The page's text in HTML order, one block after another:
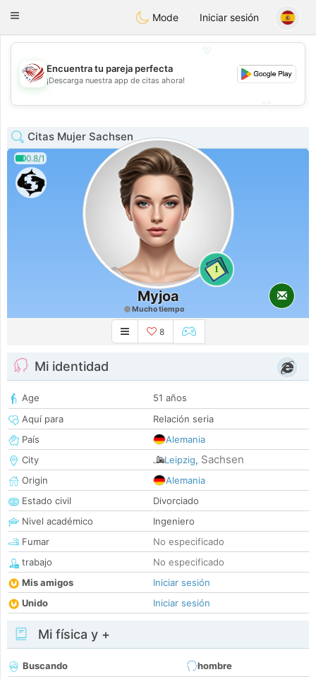
StatesDating
Toggle
Mode Iniciar sesión
💖
Encuentra tu pareja perfecta
¡Descarga nuestra app de citas ahora!
Citas Mujer Sachsen
0.8/1
1
Myjoa
Mucho tiempo
8
Mi identidad
Age
51 años
Aquí para
Relación seria
País
Alemania
City
Leipzig, Sachsen
Origin
Alemania
Estado civil
Divorciado
Nivel académico
Ingeniero
Fumar
No especificado
trabajo
No especificado
Mis amigos
Iniciar sesión
Unido
Iniciar sesión
Mi física y +
Buscando
hombre